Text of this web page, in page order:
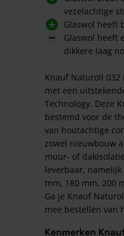
vezelachtige
Glaswol heeft
Glaswol heeft
dikkere laag
Knauf Naturoll 032
met een
Technology. Deze
bestemd voor de
van houtachtige
zowel nieuwbouw
muur- of
leverbaar, namelijk
mm, 180 mm, 200
Ga je Knauf
mee bestellen van
Kenmerken